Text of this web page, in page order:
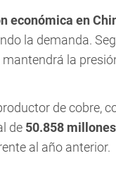
económica en
la demanda.
la
de cobre,
de 50.858
al año anterior.